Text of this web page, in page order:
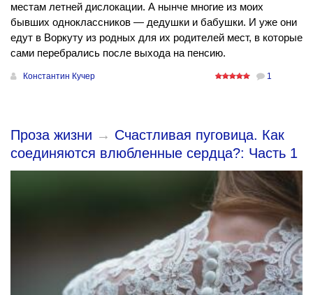
местам летней дислокации. А нынче многие из моих
бывших одноклассников — дедушки и бабушки. И уже они
едут в Воркуту из родных для их родителей мест, в которые
сами перебрались после выхода на пенсию.
Константин Кучер 1
Проза жизни → Счастливая пуговица. Как
соединяются влюбленные сердца?: Часть 1